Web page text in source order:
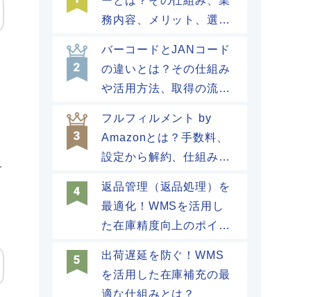
務内容、メリット、選び
バーコードとJANコード
の違いとは？その仕組み
や活用方法、取得の流れ
フルフィルメント by
Amazonとは？手数料、
設定から解約、仕組みな
返品管理（返品処理）を
最適化！WMSを活用し
た在庫精度向上のポイン
出荷遅延を防ぐ！WMS
を活用した在庫補充の最
適な仕組みとは？